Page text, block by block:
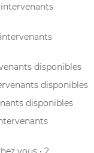
intervenants
intervenants
disponibles
disponibles
disponibles